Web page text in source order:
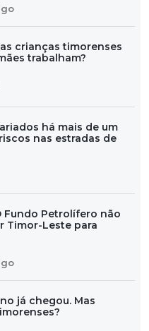
crianças timorenses
trabalham?
há mais de um
nas estradas de
Fundo Petrolífero não
Timor-Leste para
já chegou. Mas